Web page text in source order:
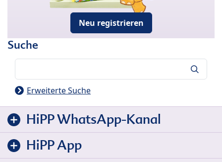
Neu registrieren
Suche
Erweiterte Suche
HiPP WhatsApp-Kanal
HiPP App